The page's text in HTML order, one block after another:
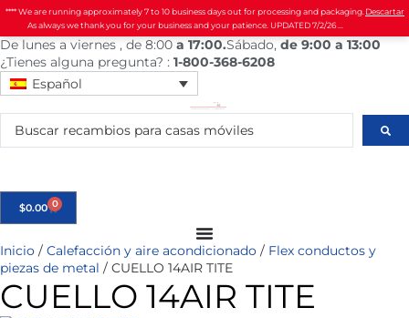
**** We are running approximately 7 to 10 business days out for processing and packaging.
As always we thank you for your business and your patience. UPDATED 7/2/26 ...
Descartar
De lunes a viernes , de 8:00 a 17:00.Sábado, de 9:00 a 13:00
¿Tienes alguna pregunta? : 1-800-368-6208
Español
$0.00 0
Inicio / Calefacción y aire acondicionado / Flex conductos y
piezas de metal / CUELLO 14AIR TITE
CUELLO 14AIR TITE